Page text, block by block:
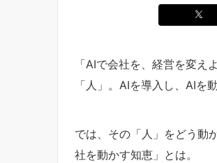
「AIで会社を、経営を変
「人」。AIを導入し、AIを
では、その「人」をどう動
社を動かす知恵」とは。